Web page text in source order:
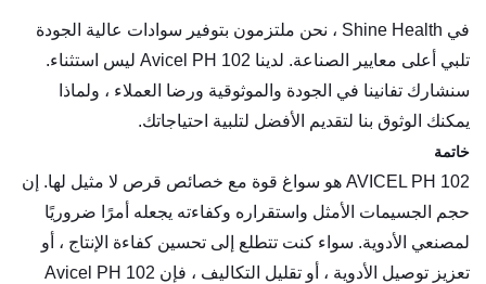
في Shine Health ، نحن ملتزمون بتوفير سوادات عالية الجودة
تلبي أعلى معايير الصناعة. لدينا Avicel PH 102 ليس استثناء.
سنشارك تفانينا في الجودة والموثوقية ورضا العملاء ، ولماذا
يمكنك الوثوق بنا لتقديم الأفضل لتلبية احتياجاتك.
خاتمة
AVICEL PH 102 هو سواغ قوة مع خصائص قرص لا مثيل لها. إن
حجم الجسيمات الأمثل واستقراره وكفاءته يجعله أمرًا ضروريًا
لمصنعي الأدوية. سواء كنت تتطلع إلى تحسين كفاءة الإنتاج ، أو
تعزيز توصيل الأدوية ، أو تقليل التكاليف ، فإن Avicel PH 102